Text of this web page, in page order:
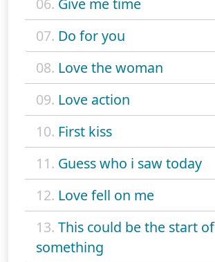
06. Give me time
07. Do for you
08. Love the woman
09. Love action
10. First kiss
11. Guess who i saw today
12. Love fell on me
13. This could be the start of
something